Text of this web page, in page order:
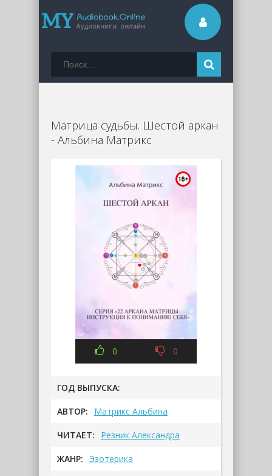
Матрица судьбы. Шестой аркан
- Альбина Матрикс
0 0
ГОД ВЫПУСКА:
АВТОР: Матрикс Альбина
ЧИТАЕТ: Резник Александра
ЖАНР: Эзотерика